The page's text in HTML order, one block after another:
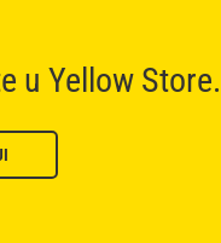
u Yellow Store.